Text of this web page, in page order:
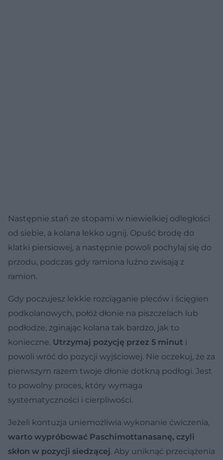
Następnie stań ze stopami w niewielkiej odległości
od siebie, a kolana lekko ugnij. Opuść brodę do
klatki piersiowej, a następnie powoli pochylaj się do
przodu, podczas gdy ramiona luźno zwisają z
ramion.
Gdy poczujesz lekkie rozciąganie pleców i ścięgien
podkolanowych, połóż dłonie na piszczelach lub
podłodze, zginając kolana tak bardzo, jak to
konieczne. Utrzymaj pozycję przez 5 minut i
powoli wróć do pozycji wyjściowej. Nie oczekuj, że za
pierwszym razem twoje dłonie dotkną podłogi. Jest
to powolny proces, który wymaga
systematyczności i cierpliwości.
Jeżeli kontuzja uniemożliwia wykonanie ćwiczenia,
warto wypróbować Paschimottanasanę, czyli
skłon w pozycji siedzącej. Aby uniknąć przeciążenia